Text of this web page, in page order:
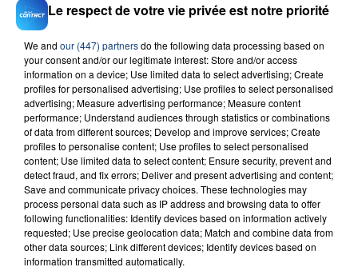
23 juillet 2026
INCENDIE MORTEL À LENS : UNE FEMME ET
SON BÉBÉ ENTRE LA VIE ET LA...
Un homme s'est immolé par le feu après avoir
aspergé sa compagne et leur bébé de trois mois
d'un liquide inflammable.
20 juillet 2026
UNE ADOLESCENTE DEVANT SE FAIRE
OPÉRER DE LA CHEVILLE RESSORT DE LA...
Le respect de votre vie privée est notre priorité
We and our (447) partnersdo the following data processing based on
your consent and/or our legitimate interest: Store and/or access
information on a device; Use limited data to select advertising; Create
profiles for personalised advertising; Use profiles to select personalised
advertising; Measure advertising performance; Measure content
performance; Understand audiences through statistics or combinations
of data from different sources; Develop and improve services; Create
profiles to personalise content; Use profiles to select personalised
content; Use limited data to select content; Ensure security, prevent and
detect fraud, and fix errors; Deliver and present advertising and content;
Save and communicate privacy choices. These technologies may
process personal data such as IP address and browsing data to offer
following functionalities: Identify devices based on information actively
requested; Use precise geolocation data; Match and combine data from
other data sources; Link different devices; Identify devices based on
information transmitted automatically.